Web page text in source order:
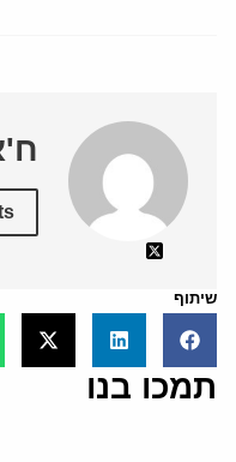
שיתוף
תמכו בנו